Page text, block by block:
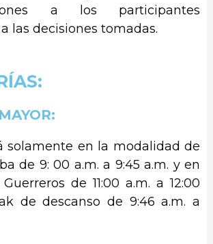
a los participantes
las decisiones tomadas.
solamente en la modalidad de
de 9: 00 a.m. a 9:45 a.m. y en
de 11:00 a.m. a 12:00
de descanso de 9:46 a.m. a